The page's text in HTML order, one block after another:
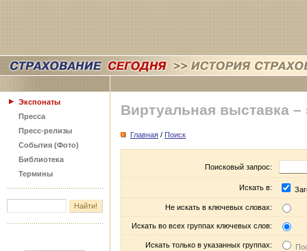
Экспонаты
Пресса
Пресс-релизы
События (Фото)
Библиотека
Термины
Виртуальная выставка –
Главная / Поиск
Поисковый запрос:
Искать в:
Не искать в ключевых словах:
Искать во всех группах ключевых слов:
Искать только в указанных группах: